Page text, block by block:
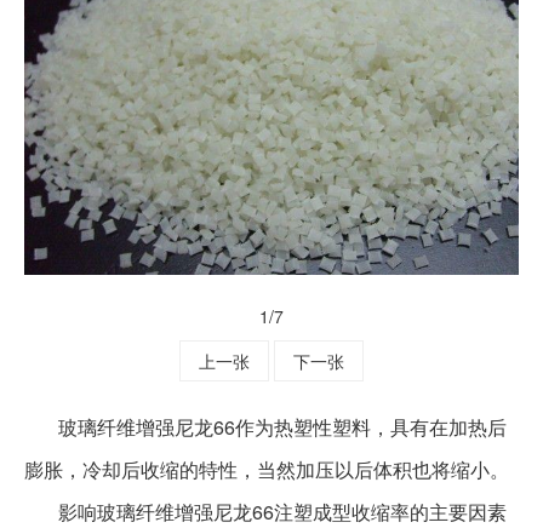
1/7
上一张
下一张
玻璃纤维增强尼龙66作为热塑性塑料，具有在加热后
膨胀，冷却后收缩的特性，当然加压以后体积也将缩小。
影响玻璃纤维增强尼龙66注塑成型收缩率的主要因素